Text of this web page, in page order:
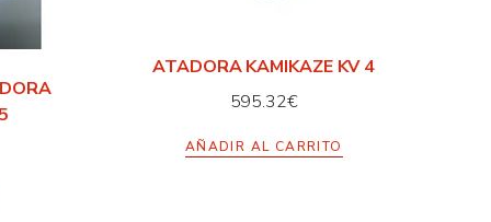
ATADORA KAMIKAZE KV 4
595.32€
AÑADIR AL CARRITO